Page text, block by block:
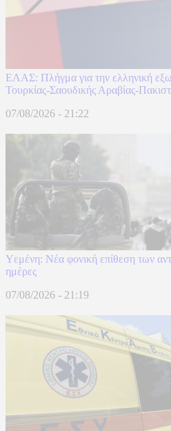
ΕΛΑΣ: Πλήγμα για την ελληνική
Τουρκίας-Σαουδικής Αραβίας-
07/08/2026 - 21:22
Υεμένη: Νέα φονική επίθεση των
ημέρες
07/08/2026 - 21:19